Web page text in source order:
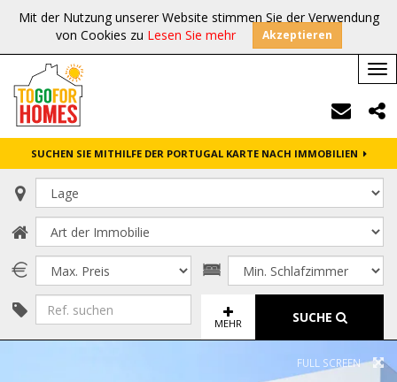
Mit der Nutzung unserer Website stimmen Sie der Verwendung
von Cookies zu Lesen Sie mehr Akzeptieren
SUCHEN SIE MITHILFE DER PORTUGAL KARTE NACH IMMOBILIEN
MEHR SUCHE
FULL SCREEN